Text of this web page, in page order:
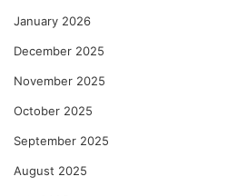
January 2026
December 2025
November 2025
October 2025
September 2025
August 2025